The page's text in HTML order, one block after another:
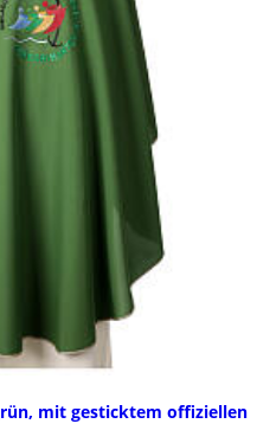
mit gesticktem offiziellen